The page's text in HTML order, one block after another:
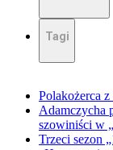
Tagi
Polakożerca
Adamczycha
szowiniści w
Trzeci sezon